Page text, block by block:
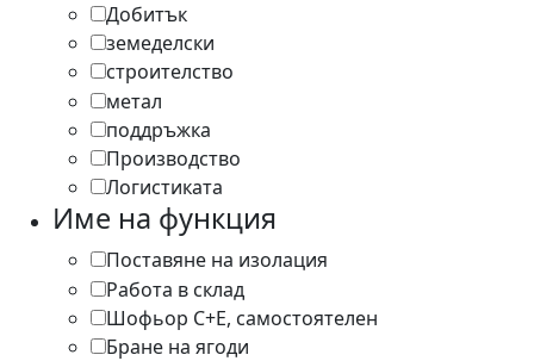
Добитък
земеделски
строителство
метал
поддръжка
Производство
Логистиката
Име на функция
Поставяне на изолация
Работа в склад
Шофьор С+Е, самостоятелен
Бране на ягоди